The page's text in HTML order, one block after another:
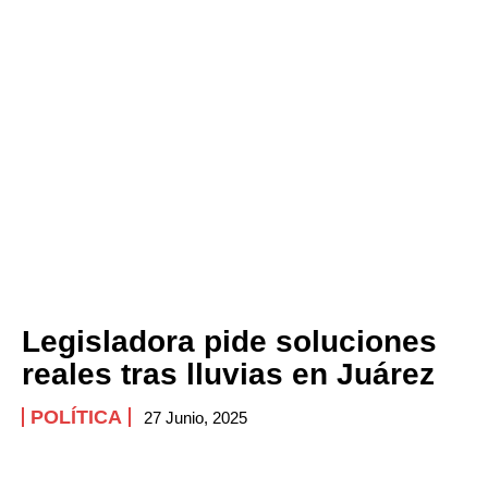
Legisladora pide soluciones
reales tras lluvias en Juárez
POLÍTICA 27 Junio, 2025